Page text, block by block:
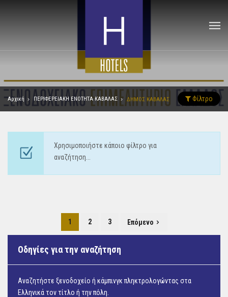
Αρχική ΠΕΡΙΦΕΡΕΙΑΚΗ ΕΝΟΤΗΤΑ ΚΑΒΑΛΑΣ ΔΗΜΟΣ ΚΑΒΑΛΑΣ Φίλτρο
Χρησιμοποιήστε κάποιο φίλτρο για
αναζήτηση...
1 2 3 Επόμενο
Οδηγίες για την αναζήτηση
Αναζητήστε ξενοδοχείο ή κάμπινγκ πληκτρολογώντας στα
Ελληνικά τον τίτλο ή την πόλη.